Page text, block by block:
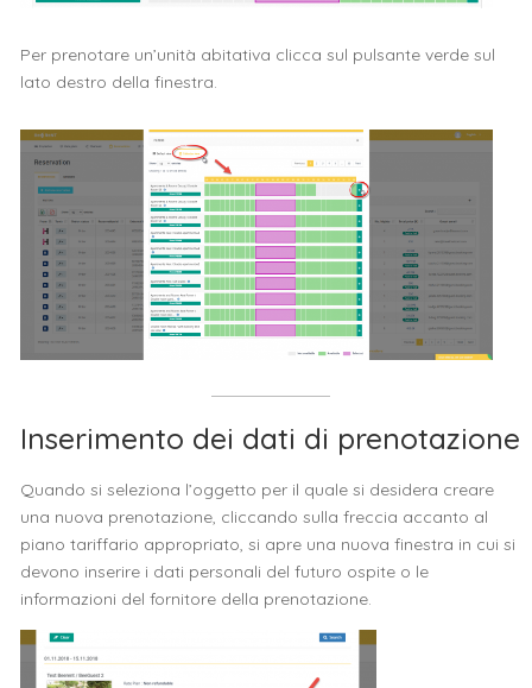
Per prenotare un’unità abitativa clicca sul pulsante verde sul
lato destro della finestra.
Inserimento dei dati di prenotazione
Quando si seleziona l’oggetto per il quale si desidera creare
una nuova prenotazione, cliccando sulla freccia accanto al
piano tariffario appropriato, si apre una nuova finestra in cui si
devono inserire i dati personali del futuro ospite o le
informazioni del fornitore della prenotazione.